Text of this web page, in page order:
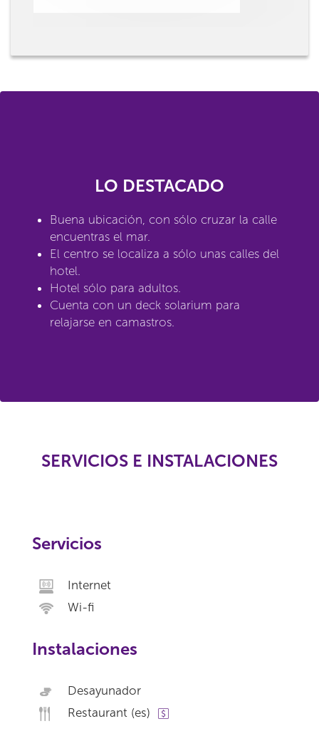
LO DESTACADO
Buena ubicación, con sólo cruzar la calle
encuentras el mar.
El centro se localiza a sólo unas calles del
hotel.
Hotel sólo para adultos.
Cuenta con un deck solarium para
relajarse en camastros.
SERVICIOS E INSTALACIONES
Servicios
Internet
Wi-fi
Instalaciones
Desayunador
Restaurant (es)